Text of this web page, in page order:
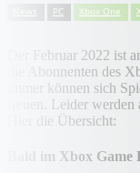
PC Xbox One
Der Februar 2022 ist
die Abonnenten des
immer können sich
freuen. Leider
Hier die Übersicht:
Bald im Xbox Game